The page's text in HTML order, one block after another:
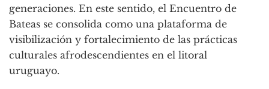
generaciones. En este sentido, el Encuentro de
Bateas se consolida como una plataforma de
visibilización y fortalecimiento de las prácticas
culturales afrodescendientes en el litoral
uruguayo.